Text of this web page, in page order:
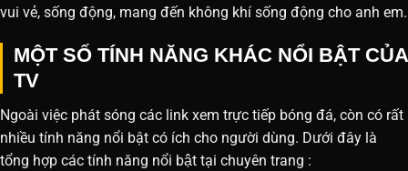
vui vẻ, sống động, mang đến không khí sống động cho anh em.
MỘT SỐ TÍNH NĂNG KHÁC NỔI BẬT CỦA
TV
Ngoài việc phát sóng các link xem trực tiếp bóng đá, còn có rất
nhiều tính năng nổi bật có ích cho người dùng. Dưới đây là
tổng hợp các tính năng nổi bật tại chuyên trang :